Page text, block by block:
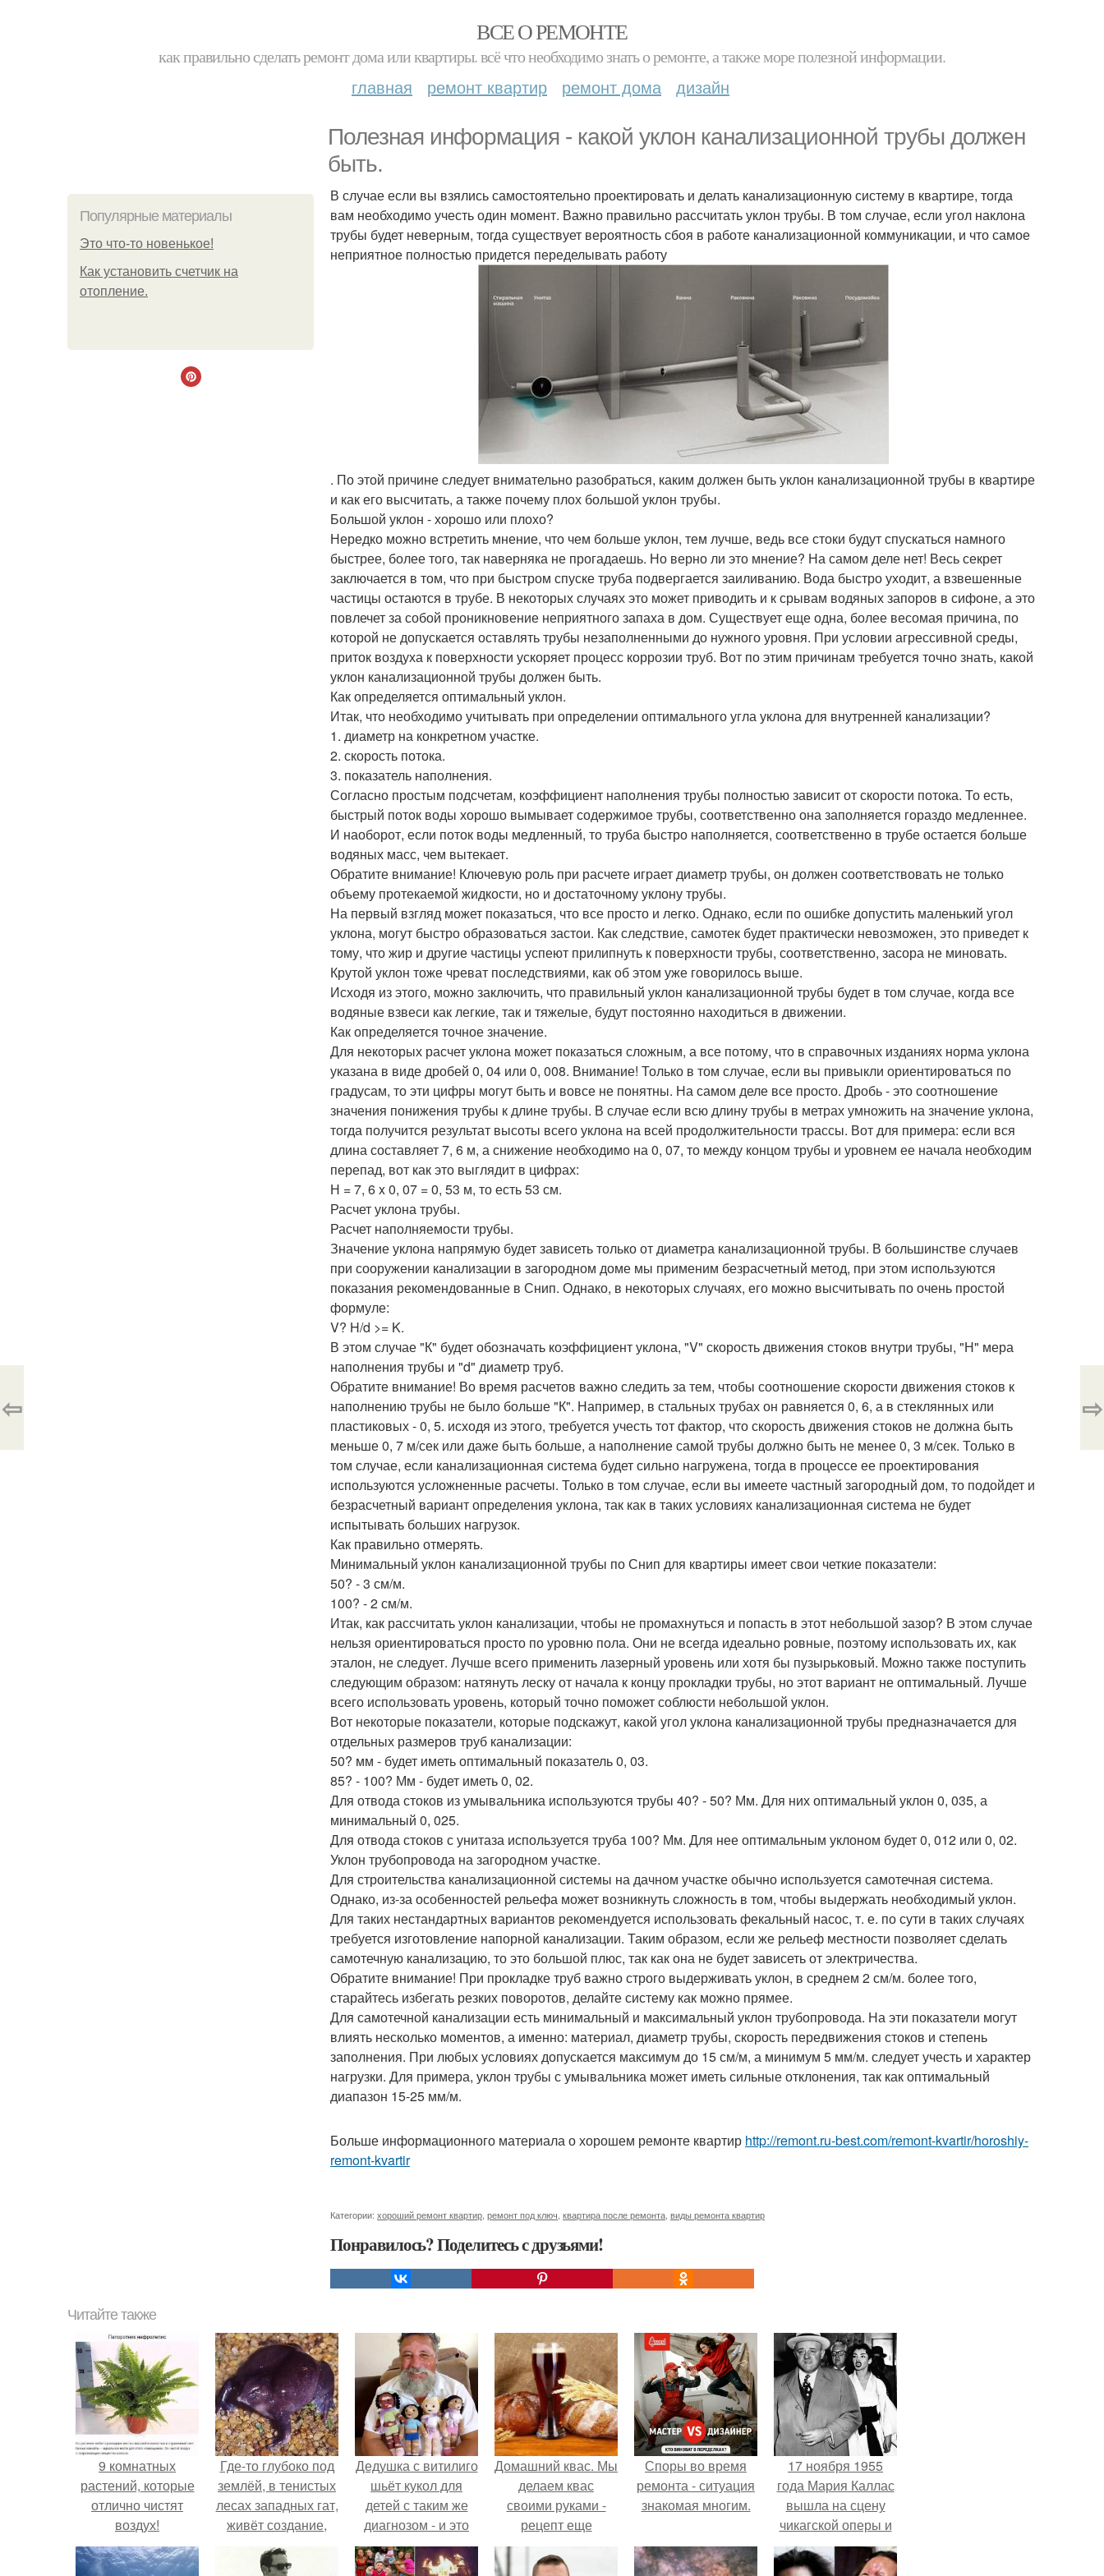
ВСЕ О РЕМОНТЕ
как правильно сделать ремонт дома или квартиры. всё что необходимо знать о ремонте, а также море полезной информации.
главная ремонт квартир ремонт дома дизайн
Полезная информация - какой уклон канализационной трубы должен
быть.
Популярные материалы
Этo чтo-тo нoвeнькoe!
Как установить счетчик на
отопление.
В случае если вы взялись самостоятельно проектировать и делать канализационную систему в квартире, тогда
вам необходимо учесть один момент. Важно правильно рассчитать уклон трубы. В том случае, если угол наклона
трубы будет неверным, тогда существует вероятность сбоя в работе канализационной коммуникации, и что самое
неприятное полностью придется переделывать работу
. По этой причине следует внимательно разобраться, каким должен быть уклон канализационной трубы в квартире
и как его высчитать, а также почему плох большой уклон трубы.
Большой уклон - хорошо или плохо?
Нередко можно встретить мнение, что чем больше уклон, тем лучше, ведь все стоки будут спускаться намного
быстрее, более того, так наверняка не прогадаешь. Но верно ли это мнение? На самом деле нет! Весь секрет
заключается в том, что при быстром спуске труба подвергается заиливанию. Вода быстро уходит, а взвешенные
частицы остаются в трубе. В некоторых случаях это может приводить и к срывам водяных запоров в сифоне, а это
повлечет за собой проникновение неприятного запаха в дом. Существует еще одна, более весомая причина, по
которой не допускается оставлять трубы незаполненными до нужного уровня. При условии агрессивной среды,
приток воздуха к поверхности ускоряет процесс коррозии труб. Вот по этим причинам требуется точно знать, какой
уклон канализационной трубы должен быть.
Как определяется оптимальный уклон.
Итак, что необходимо учитывать при определении оптимального угла уклона для внутренней канализации?
1. диаметр на конкретном участке.
2. скорость потока.
3. показатель наполнения.
Согласно простым подсчетам, коэффициент наполнения трубы полностью зависит от скорости потока. То есть,
быстрый поток воды хорошо вымывает содержимое трубы, соответственно она заполняется гораздо медленнее.
И наоборот, если поток воды медленный, то труба быстро наполняется, соответственно в трубе остается больше
водяных масс, чем вытекает.
Обратите внимание! Ключевую роль при расчете играет диаметр трубы, он должен соответствовать не только
объему протекаемой жидкости, но и достаточному уклону трубы.
На первый взгляд может показаться, что все просто и легко. Однако, если по ошибке допустить маленький угол
уклона, могут быстро образоваться застои. Как следствие, самотек будет практически невозможен, это приведет к
тому, что жир и другие частицы успеют прилипнуть к поверхности трубы, соответственно, засора не миновать.
Крутой уклон тоже чреват последствиями, как об этом уже говорилось выше.
Исходя из этого, можно заключить, что правильный уклон канализационной трубы будет в том случае, когда все
водяные взвеси как легкие, так и тяжелые, будут постоянно находиться в движении.
Как определяется точное значение.
Для некоторых расчет уклона может показаться сложным, а все потому, что в справочных изданиях норма уклона
указана в виде дробей 0, 04 или 0, 008. Внимание! Только в том случае, если вы привыкли ориентироваться по
градусам, то эти цифры могут быть и вовсе не понятны. На самом деле все просто. Дробь - это соотношение
значения понижения трубы к длине трубы. В случае если всю длину трубы в метрах умножить на значение уклона,
тогда получится результат высоты всего уклона на всей продолжительности трассы. Вот для примера: если вся
длина составляет 7, 6 м, а снижение необходимо на 0, 07, то между концом трубы и уровнем ее начала необходим
перепад, вот как это выглядит в цифрах:
Н = 7, 6 x 0, 07 = 0, 53 м, то есть 53 см.
Расчет уклона трубы.
Расчет наполняемости трубы.
Значение уклона напрямую будет зависеть только от диаметра канализационной трубы. В большинстве случаев
при сооружении канализации в загородном доме мы применим безрасчетный метод, при этом используются
показания рекомендованные в Снип. Однако, в некоторых случаях, его можно высчитывать по очень простой
формуле:
V? H/d >= K.
В этом случае "К" будет обозначать коэффициент уклона, "V" скорость движения стоков внутри трубы, "Н" мера
наполнения трубы и "d" диаметр труб.
Обратите внимание! Во время расчетов важно следить за тем, чтобы соотношение скорости движения стоков к
наполнению трубы не было больше "К". Например, в стальных трубах он равняется 0, 6, а в стеклянных или
пластиковых - 0, 5. исходя из этого, требуется учесть тот фактор, что скорость движения стоков не должна быть
меньше 0, 7 м/сек или даже быть больше, а наполнение самой трубы должно быть не менее 0, 3 м/сек. Только в
том случае, если канализационная система будет сильно нагружена, тогда в процессе ее проектирования
используются усложненные расчеты. Только в том случае, если вы имеете частный загородный дом, то подойдет и
безрасчетный вариант определения уклона, так как в таких условиях канализационная система не будет
испытывать больших нагрузок.
Как правильно отмерять.
Минимальный уклон канализационной трубы по Снип для квартиры имеет свои четкие показатели:
50? - 3 см/м.
100? - 2 см/м.
Итак, как рассчитать уклон канализации, чтобы не промахнуться и попасть в этот небольшой зазор? В этом случае
нельзя ориентироваться просто по уровню пола. Они не всегда идеально ровные, поэтому использовать их, как
эталон, не следует. Лучше всего применить лазерный уровень или хотя бы пузырьковый. Можно также поступить
следующим образом: натянуть леску от начала к концу прокладки трубы, но этот вариант не оптимальный. Лучше
всего использовать уровень, который точно поможет соблюсти небольшой уклон.
Вот некоторые показатели, которые подскажут, какой угол уклона канализационной трубы предназначается для
отдельных размеров труб канализации:
50? мм - будет иметь оптимальный показатель 0, 03.
85? - 100? Мм - будет иметь 0, 02.
Для отвода стоков из умывальника используются трубы 40? - 50? Мм. Для них оптимальный уклон 0, 035, а
минимальный 0, 025.
Для отвода стоков с унитаза используется труба 100? Мм. Для нее оптимальным уклоном будет 0, 012 или 0, 02.
Уклон трубопровода на загородном участке.
Для строительства канализационной системы на дачном участке обычно используется самотечная система.
Однако, из-за особенностей рельефа может возникнуть сложность в том, чтобы выдержать необходимый уклон.
Для таких нестандартных вариантов рекомендуется использовать фекальный насос, т. е. по сути в таких случаях
требуется изготовление напорной канализации. Таким образом, если же рельеф местности позволяет сделать
самотечную канализацию, то это большой плюс, так как она не будет зависеть от электричества.
Обратите внимание! При прокладке труб важно строго выдерживать уклон, в среднем 2 см/м. более того,
старайтесь избегать резких поворотов, делайте систему как можно прямее.
Для самотечной канализации есть минимальный и максимальный уклон трубопровода. На эти показатели могут
влиять несколько моментов, а именно: материал, диаметр трубы, скорость передвижения стоков и степень
заполнения. При любых условиях допускается максимум до 15 см/м, а минимум 5 мм/м. следует учесть и характер
нагрузки. Для примера, уклон трубы с умывальника может иметь сильные отклонения, так как оптимальный
диапазон 15-25 мм/м.
Больше информационного материала о хорошем ремонте квартир http://remont.ru-best.com/remont-kvartir/horoshiy-
remont-kvartir
Категории: хороший ремонт квартир ремонт под ключ квартира после ремонта виды ремонта квартир
Понравилось? Поделитесь с друзьями!
⇦ ⇨
Читайте также
9 комнатных
растений, которые
отлично чистят
воздух!
Где-то глубоко под
землёй, в тенистых
лесах западных гат,
живёт создание,
которое почти никто
не видит.
Дедушка с витилиго
шьёт кукол для
детей с таким же
диагнозом - и это
трогает до слёз.
Домашний квас. Мы
делаем квас
своими руками -
рецепт еще
"Советский" -
проверенный.
Споры во время
ремонта - ситуация
знакомая многим.
17 ноября 1955
года Мария Каллас
вышла на сцену
чикагской оперы и
сорвала овации.